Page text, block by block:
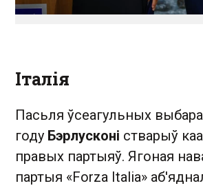
Італія
Пасьля ўсеагульных
году Бэрлусконі стварыў
правых партыяў. Ягоная
партыя «Forza Italia»